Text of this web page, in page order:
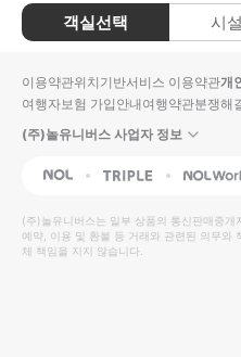
객실선택 시
이용약관위치기반서비스 이용약관개
여행자보험 가입안내여행약관분쟁해
(주)놀유니버스 사업자 정보
NOL Triple Interpark
(주)놀유니버스는 일부 상품의 통신판매중개
예약, 이용 및 환불 등 거래와 관련된 의무와
체 책임을 지지 않습니다.